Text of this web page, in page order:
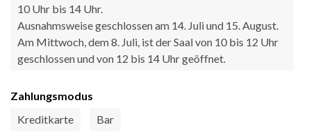
10 Uhr bis 14 Uhr.
Ausnahmsweise geschlossen am 14. Juli und 15. August.
Am Mittwoch, dem 8. Juli, ist der Saal von 10 bis 12 Uhr
geschlossen und von 12 bis 14 Uhr geöffnet.
Zahlungsmodus
Kreditkarte
Bar